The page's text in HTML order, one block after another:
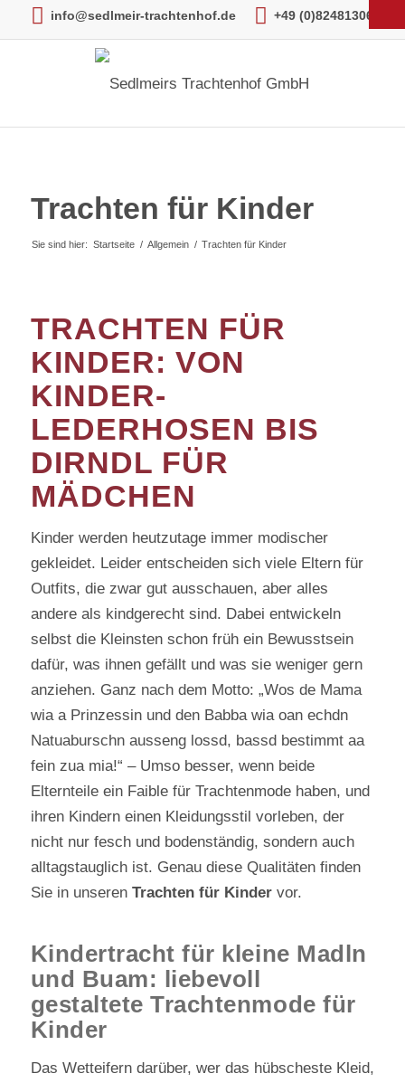
info@sedlmeir-trachtenhof.de +49 (0)82481306
Trachten für Kinder
Sie sind hier: Startseite / Allgemein / Trachten für Kinder
TRACHTEN FÜR
KINDER: VON
KINDER-
LEDERHOSEN BIS
DIRNDL FÜR
MÄDCHEN
Kinder werden heutzutage immer modischer
gekleidet. Leider entscheiden sich viele Eltern für
Outfits, die zwar gut ausschauen, aber alles
andere als kindgerecht sind. Dabei entwickeln
selbst die Kleinsten schon früh ein Bewusstsein
dafür, was ihnen gefällt und was sie weniger gern
anziehen. Ganz nach dem Motto: „Wos de Mama
wia a Prinzessin und den Babba wia oan echdn
Natuaburschn ausseng lossd, bassd bestimmt aa
fein zua mia!“ – Umso besser, wenn beide
Elternteile ein Faible für Trachtenmode haben, und
ihren Kindern einen Kleidungsstil vorleben, der
nicht nur fesch und bodenständig, sondern auch
alltagstauglich ist. Genau diese Qualitäten finden
Sie in unseren Trachten für Kindervor.
Kindertracht für kleine Madln
und Buam: liebevoll
gestaltete Trachtenmode für
Kinder
Das Wetteifern darüber, wer das hübscheste Kleid,